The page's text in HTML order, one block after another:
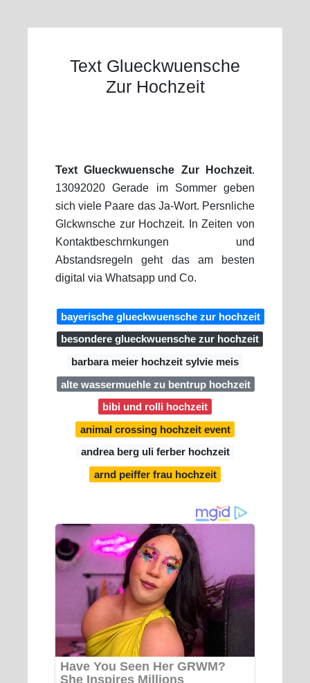
Text Glueckwuensche
Zur Hochzeit
Text Glueckwuensche Zur Hochzeit.
13092020 Gerade im Sommer geben
sich viele Paare das Ja-Wort. Persnliche
Glckwnsche zur Hochzeit. In Zeiten von
Kontaktbeschrnkungen und
Abstandsregeln geht das am besten
digital via Whatsapp und Co.
bayerische glueckwuensche zur hochzeit
besondere glueckwuensche zur hochzeit
barbara meier hochzeit sylvie meis
alte wassermuehle zu bentrup hochzeit
bibi und rolli hochzeit
animal crossing hochzeit event
andrea berg uli ferber hochzeit
arnd peiffer frau hochzeit